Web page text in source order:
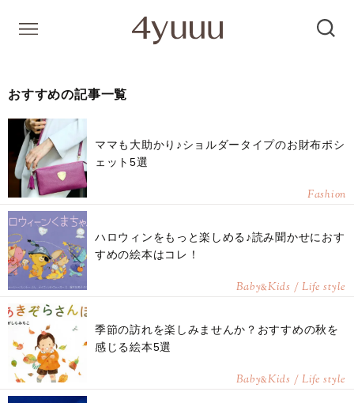
おすすめの記事一覧
ママも大助かり♪ショルダータイプのお財布ポシ
ェット5選
Fashion
ハロウィンをもっと楽しめる♪読み聞かせにおす
すめの絵本はコレ！
Baby&Kids / Life style
季節の訪れを楽しみませんか？おすすめの秋を
感じる絵本5選
Baby&Kids / Life style